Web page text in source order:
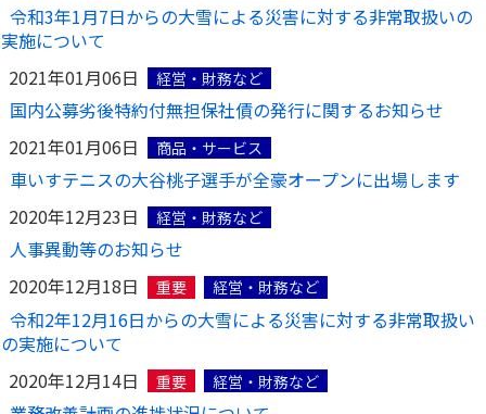
令和3年1月7日からの大雪による災害に対する非常取扱いの
実施について
2021年01月06日
経営・財務など
国内公募劣後特約付無担保社債の発行に関するお知らせ
2021年01月06日
商品・サービス
車いすテニスの大谷桃子選手が全豪オープンに出場します
2020年12月23日
経営・財務など
人事異動等のお知らせ
2020年12月18日
重要 経営・財務など
令和2年12月16日からの大雪による災害に対する非常取扱い
の実施について
2020年12月14日
重要 経営・財務など